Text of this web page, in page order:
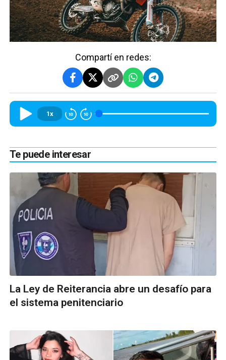
Compartí en redes:
1x
Te puede interesar
La Ley de Reiterancia abre un desafío para
el sistema penitenciario